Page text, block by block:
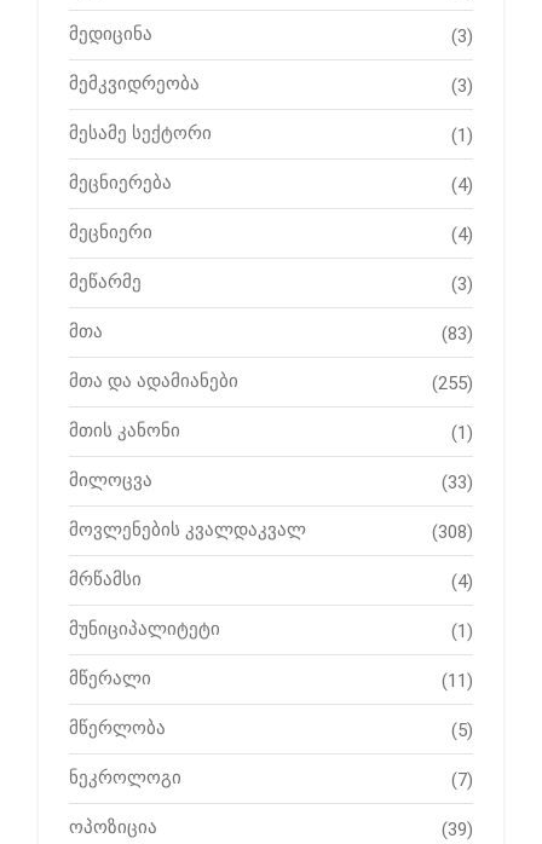
მედიცინა (3)
მემკვიდრეობა (3)
მესამე სექტორი (1)
მეცნიერება (4)
მეცნიერი (4)
მეწარმე (3)
მთა (83)
მთა და ადამიანები (255)
მთის კანონი (1)
მილოცვა (33)
მოვლენების კვალდაკვალ (308)
მრწამსი (4)
მუნიციპალიტეტი (1)
მწერალი (11)
მწერლობა (5)
ნეკროლოგი (7)
ოპოზიცია (39)